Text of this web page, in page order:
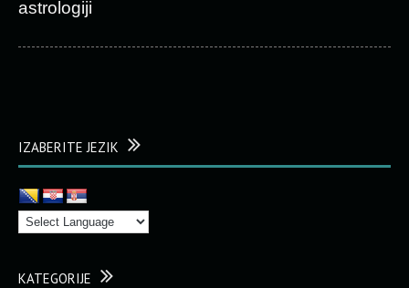
astrologiji
IZABERITE JEZIK
KATEGORIJE